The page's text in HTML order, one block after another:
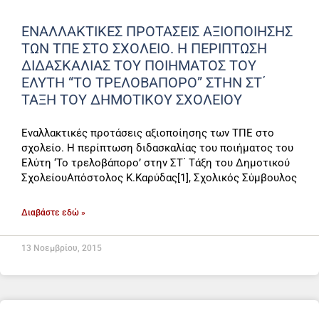
ΕΝΑΛΛΑΚΤΙΚΈΣ ΠΡΟΤΆΣΕΙΣ ΑΞΙΟΠΟΊΗΣΗΣ
ΤΩΝ ΤΠΕ ΣΤΟ ΣΧΟΛΕΊΟ. Η ΠΕΡΊΠΤΩΣΗ
ΔΙΔΑΣΚΑΛΊΑΣ ΤΟΥ ΠΟΙΉΜΑΤΟΣ ΤΟΥ
ΕΛΎΤΗ “ΤΟ ΤΡΕΛΟΒΆΠΟΡΟ” ΣΤΗΝ ΣΤ΄
ΤΆΞΗ ΤΟΥ ΔΗΜΟΤΙΚΟΎ ΣΧΟΛΕΊΟΥ
Εναλλακτικές προτάσεις αξιοποίησης των ΤΠΕ στο
σχολείο. Η περίπτωση διδασκαλίας του ποιήματος του
Ελύτη ‘Το τρελοβάπορο’ στην ΣΤ΄ Τάξη του Δημοτικού
ΣχολείουΑπόστολος Κ.Καρύδας[1], Σχολικός Σύμβουλος
Διαβάστε εδώ »
13 Νοεμβρίου, 2015